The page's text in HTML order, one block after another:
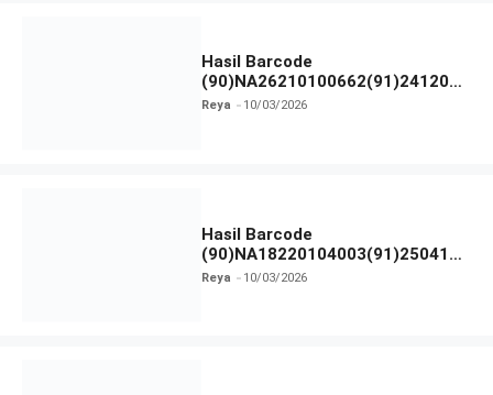
Hasil Barcode
(90)NA26210100662(91)241203
dan Izin BPOM
Reya 10/03/2026
Hasil Barcode
(90)NA18220104003(91)250418
dan Izin BPOM
Reya 10/03/2026